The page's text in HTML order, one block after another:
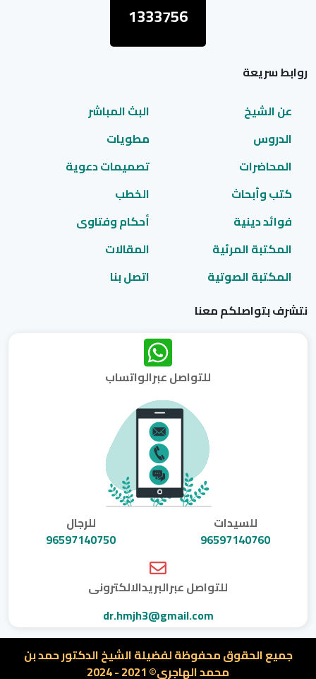
1333756
روابط سريعة
عن الشيخ
البث المباشر
الدروس
مطويات
المحاضرات
تصميمات دعوية
كتب وأبحاث
الخطب
فوائد دينية
أحكام وفتاوى
المكتبة المرئية
المقالات
المكتبة الصوتية
اتصل بنا
نتشرف بتواصلكم معنا
للتواصل عبرالواتساب
للسيدات
96597140760
للرجال
96597140750
للتواصل عبرالبريدالالكترونى
dr.hmjh3@gmail.com
جميع الحقوق محفوظة لفضيلة الشيخ الدكتور حمد بن
محمد الهاجرى© 2021 - 2024